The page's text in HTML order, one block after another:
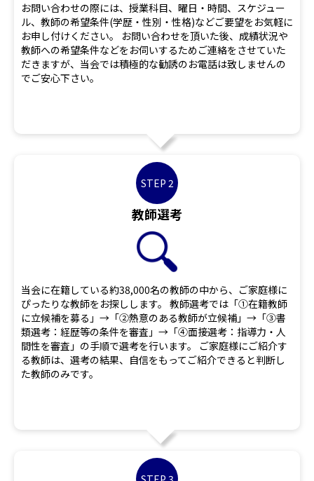
お問い合わせの際には、授業科目、曜日・時間、スケジュー
ル、教師の希望条件(学歴・性別・性格)などご要望をお気軽に
お申し付けください。 お問い合わせを頂いた後、成績状況や
教師への希望条件などをお伺いするためご連絡をさせていた
だきますが、当会では積極的な勧誘のお電話は致しませんの
でご安心下さい。
STEP 2
教師選考
当会に在籍している約38,000名の教師の中から、ご家庭様に
ぴったりな教師をお探しします。 教師選考では「①在籍教師
に立候補を募る」→「②熱意のある教師が立候補」→「③書
類選考：経歴等の条件を審査」→「④面接選考：指導力・人
間性を審査」の手順で選考を行います。 ご家庭様にご紹介す
る教師は、選考の結果、自信をもってご紹介できると判断し
た教師のみです。